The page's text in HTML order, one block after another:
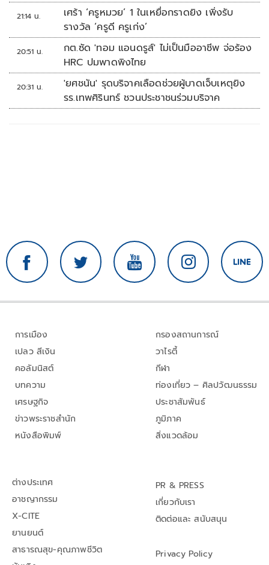
21:14 น.
เศร้า ‘ครูหมวย’ 1 ในเหยื่อกราดยิง เพิ่งรับ
รางวัล ‘ครูดี ครูเก่ง’
20:51 น.
กต.ซัด 'ทอม แอนดรูส์' ไม่เป็นมืออาชีพ จ่อร้อง
HRC ปมพาดพิงไทย
20:31 น.
'ยศชนัน' รุดบริจาคเลือดช่วยผู้บาดเจ็บเหตุยิง
รร.เทพศิรินทร์ ชวนประชาชนร่วมบริจาค
การเมือง
เปลว สีเงิน
คอลัมนิสต์
บทความ
เศรษฐกิจ
ข่าวพระราชสำนัก
หนังสือพิมพ์
กรองสถานการณ์
วาไรตี้
กีฬา
ท่องเที่ยว – ศิลปวัฒนธรรม
ประชาสัมพันธ์
ภูมิภาค
สิ่งแวดล้อม
ต่างประเทศ
อาชญากรรม
X-CITE
ยานยนต์
สาธารณสุข-คุณภาพชีวิต
PR & PRESS
เกี่ยวกับเรา
ติดต่อและ สนับสนุน
Privacy Policy